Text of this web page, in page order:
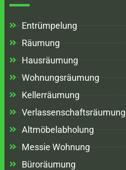
Entrümpelung
Räumung
Hausräumung
Wohnungsräumung
Kellerräumung
Verlassenschaftsräumung
Altmöbelabholung
Messie Wohnung
Büroräumung